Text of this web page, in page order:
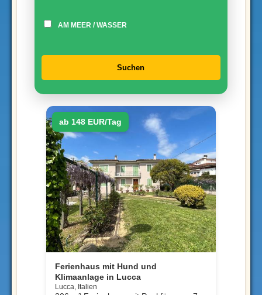
AM MEER / WASSER
Suchen
ab 148 EUR/Tag
Ferienhaus mit Hund und
Klimaanlage in Lucca
Lucca, Italien